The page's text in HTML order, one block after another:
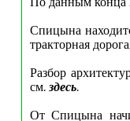
Спицына
тракторная
Разбор
см.здесь.
От Спицына